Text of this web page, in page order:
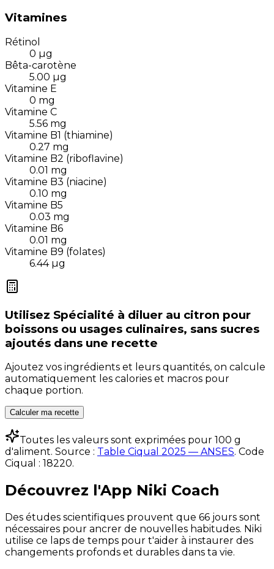
Vitamines
Rétinol
0 µg
Bêta-carotène
5.00 µg
Vitamine E
0 mg
Vitamine C
5.56 mg
Vitamine B1 (thiamine)
0.27 mg
Vitamine B2 (riboflavine)
0.01 mg
Vitamine B3 (niacine)
0.10 mg
Vitamine B5
0.03 mg
Vitamine B6
0.01 mg
Vitamine B9 (folates)
6.44 µg
Utilisez Spécialité à diluer au citron pour
boissons ou usages culinaires, sans sucres
ajoutés dans une recette
Ajoutez vos ingrédients et leurs quantités, on calcule
automatiquement les calories et macros pour
chaque portion.
Calculer ma recette
Toutes les valeurs sont exprimées pour 100 g
d'aliment. Source : Table Ciqual 2025 — ANSES. Code
Ciqual : 18220.
Découvrez l'App Niki Coach
Des études scientifiques prouvent que 66 jours sont
nécessaires pour ancrer de nouvelles habitudes. Niki
utilise ce laps de temps pour t'aider à instaurer des
changements profonds et durables dans ta vie.